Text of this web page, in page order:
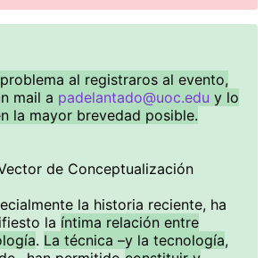
al registraros al evento,
mail a padelantado@uoc.edu y lo
la mayor brevedad posible.
de Conceptualización
la historia reciente, ha
la íntima relación entre
. La técnica –y la tecnología,